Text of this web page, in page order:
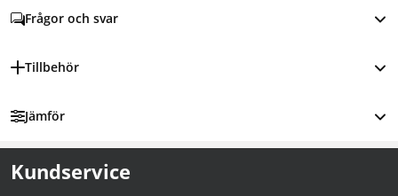
Frågor och svar
Tillbehör
Jämför
Kundservice